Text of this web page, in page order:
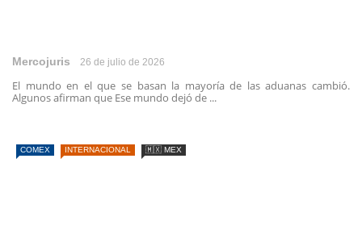
Mercojuris 26 de julio de 2026
El mundo en el que se basan la mayoría de las aduanas cambió.
Algunos afirman que Ese mundo dejó de ...
COMEX INTERNACIONAL 🇲🇽 MEX